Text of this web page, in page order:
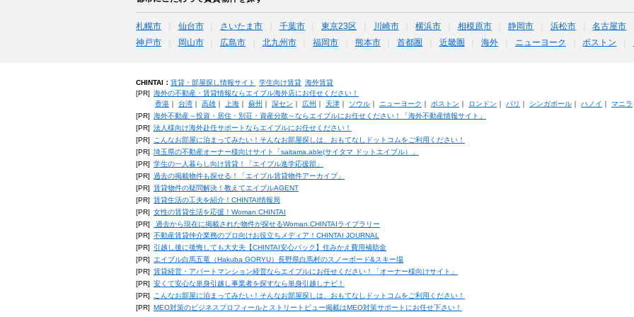
札幌市 仙台市 さいたま市 千葉市 東京23区 川崎市 横浜市 相模原市 静岡市 浜松市 名古屋市
神戸市
岡山市 広島市 北九州市 福岡市 熊本市 首都圏 近畿圏 海外 ニューヨーク ボストン
CHINTAI： 賃貸・部屋探し情報サイト 学生向け賃貸 海外賃貸
[PR] 海外の不動産・賃貸情報ならエイブル海外店にお任せください！
香港｜ 台湾｜ 高雄｜ 上海｜ 蘇州 ｜ 深セン ｜ 広州 ｜ 天津｜ ソウル｜ ニューヨーク ｜ ボストン ｜ ロンドン ｜ パリ ｜ シンガポール｜ ハノイ ｜ マニラ
[PR] 海外不動産～投資・居住・別荘・資産分散～ならエイブルにお任せください！「海外不動産情報サイト」
[PR] 法人様向け海外赴任サポートならエイブルにお任せください！
[PR]
こんなお部屋に泊まってみたい！そんなお部屋探しは、おもてなしドットコムをご利用ください！
[PR] 埼玉県の不動産オーナー様向けサイト「saitama.able(サイタマ ドットエイブル）」
[PR] 学生の一人暮らし向け賃貸！「エイブル進学応援部」
[PR] 過去の掲載物件も探せる！「エイブル賃貸物件アーカイブ」
[PR] 賃貸物件の疑問解決！教えてエイブルAGENT
[PR] 賃貸生活の工夫を紹介！CHINTAI情報局
[PR] 女性の賃貸生活を応援！Woman.CHINTAI
[PR]
過去から現在に掲載された物件が探せるWoman.CHINTAIライブラリー
[PR] 不動産賃貸仲介業務のプロ向けお役立ちメディア！CHINTAI JOURNAL
[PR]
引越し後に後悔しても大丈夫【CHINTAI安心パック】住みかえ費用補助金
[PR] エイブル白馬五竜（Hakuba GORYU）長野県白馬村のスノーボード&スキー場
[PR] 賃貸経営・アパートマンション経営ならエイブルにお任せください！「オーナー様向けサイト」
[PR] 安くて安心な単身引越し事業者を探すなら単身引越しナビ！
[PR]
こんなお部屋に泊まってみたい！そんなお部屋探しは、おもてなしドットコムをご利用ください！
[PR]
MEO対策のビジネスプロフィールとストリートビュー掲載はMEO対策サポートにお任せ下さい！